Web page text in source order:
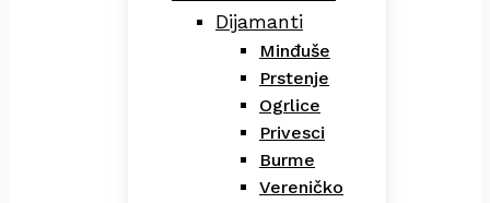
Dijamanti
Minđuše
Prstenje
Ogrlice
Privesci
Burme
Vereničko